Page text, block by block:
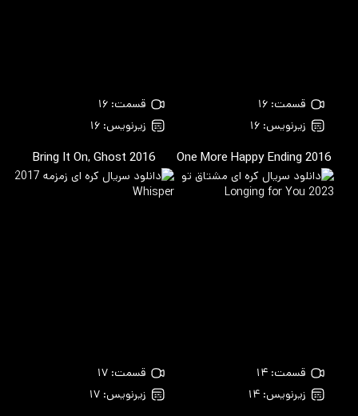
قسمت: ۱۶
زیرنویس: ۱۶
One More Happy Ending2016
قسمت: ۱۶
زیرنویس: ۱۶
Bring It On, Ghost2016
قسمت: ۱۴
زیرنویس: ۱۴
قسمت: ۱۷
زیرنویس: ۱۷